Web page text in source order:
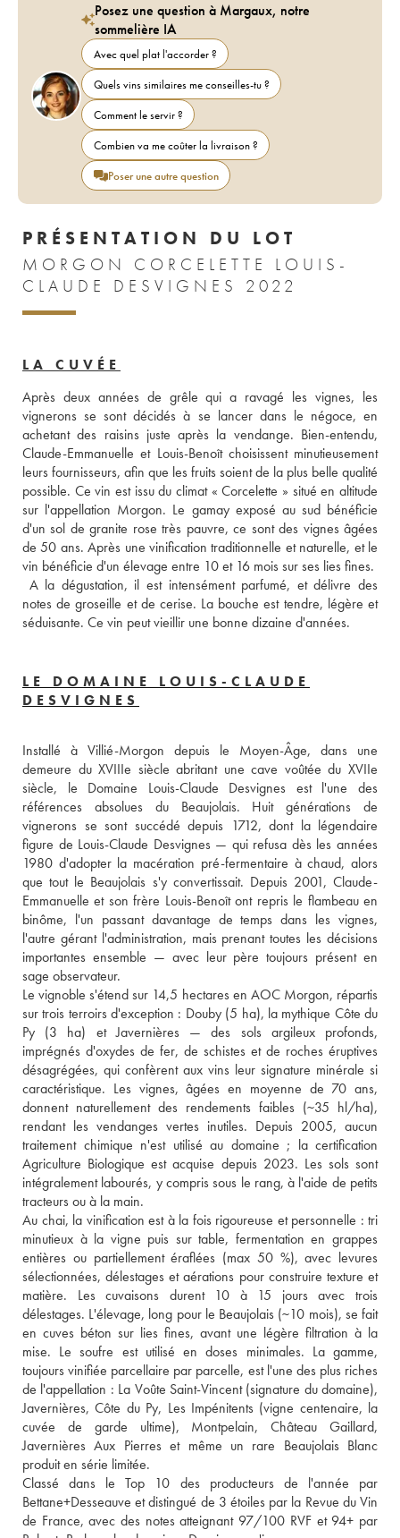
Posez une question à Margaux, notre
sommelière IA
Avec quel plat l'accorder ?
Quels vins similaires me conseilles-tu ?
Comment le servir ?
Combien va me coûter la livraison ?
Poser une autre question
PRÉSENTATION DU LOT
MORGON CORCELETTE LOUIS-
CLAUDE DESVIGNES 2022
LA CUVÉE
Après deux années de grêle qui a ravagé les vignes, les
vignerons se sont décidés à se lancer dans le négoce, en
achetant des raisins juste après la vendange. Bien-entendu,
Claude-Emmanuelle et Louis-Benoît choisissent minutieusement
leurs fournisseurs, afin que les fruits soient de la plus belle qualité
possible. Ce vin est issu du climat « Corcelette » situé en altitude
sur l'appellation Morgon. Le gamay exposé au sud bénéficie
d'un sol de granite rose très pauvre, ce sont des vignes âgées
de 50 ans. Après une vinification traditionnelle et naturelle, et le
vin bénéficie d'un élevage entre 10 et 16 mois sur ses lies fines.
A la dégustation, il est intensément parfumé, et délivre des
notes de groseille et de cerise. La bouche est tendre, légère et
séduisante. Ce vin peut vieillir une bonne dizaine d'années.
LE DOMAINE LOUIS-CLAUDE
DESVIGNES
Installé à Villié-Morgon depuis le Moyen-Âge, dans une
demeure du XVIIIe siècle abritant une cave voûtée du XVIIe
siècle, le Domaine Louis-Claude Desvignes est l'une des
références absolues du Beaujolais. Huit générations de
vignerons se sont succédé depuis 1712, dont la légendaire
figure de Louis-Claude Desvignes — qui refusa dès les années
1980 d'adopter la macération pré-fermentaire à chaud, alors
que tout le Beaujolais s'y convertissait. Depuis 2001, Claude-
Emmanuelle et son frère Louis-Benoît ont repris le flambeau en
binôme, l'un passant davantage de temps dans les vignes,
l'autre gérant l'administration, mais prenant toutes les décisions
importantes ensemble — avec leur père toujours présent en
sage observateur.
Le vignoble s'étend sur 14,5 hectares en AOC Morgon, répartis
sur trois terroirs d'exception : Douby (5 ha), la mythique Côte du
Py (3 ha) et Javernières — des sols argileux profonds,
imprégnés d'oxydes de fer, de schistes et de roches éruptives
désagrégées, qui confèrent aux vins leur signature minérale si
caractéristique. Les vignes, âgées en moyenne de 70 ans,
donnent naturellement des rendements faibles (~35 hl/ha),
rendant les vendanges vertes inutiles. Depuis 2005, aucun
traitement chimique n'est utilisé au domaine ; la certification
Agriculture Biologique est acquise depuis 2023. Les sols sont
intégralement labourés, y compris sous le rang, à l'aide de petits
tracteurs ou à la main.
Au chai, la vinification est à la fois rigoureuse et personnelle : tri
minutieux à la vigne puis sur table, fermentation en grappes
entières ou partiellement éraflées (max 50 %), avec levures
sélectionnées, délestages et aérations pour construire texture et
matière. Les cuvaisons durent 10 à 15 jours avec trois
délestages. L'élevage, long pour le Beaujolais (~10 mois), se fait
en cuves béton sur lies fines, avant une légère filtration à la
mise. Le soufre est utilisé en doses minimales. La gamme,
toujours vinifiée parcellaire par parcelle, est l'une des plus riches
de l'appellation : La Voûte Saint-Vincent (signature du domaine),
Javernières, Côte du Py, Les Impénitents (vigne centenaire, la
cuvée de garde ultime), Montpelain, Château Gaillard,
Javernières Aux Pierres et même un rare Beaujolais Blanc
produit en série limitée.
Classé dans le Top 10 des producteurs de l'année par
Bettane+Desseauve et distingué de 3 étoiles par la Revue du Vin
de France, avec des notes atteignant 97/100 RVF et 94+ par